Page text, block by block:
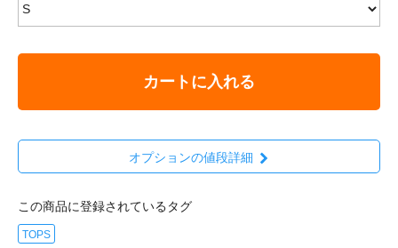
カートに入れる
オプションの値段詳細
この商品に登録されているタグ
TOPS